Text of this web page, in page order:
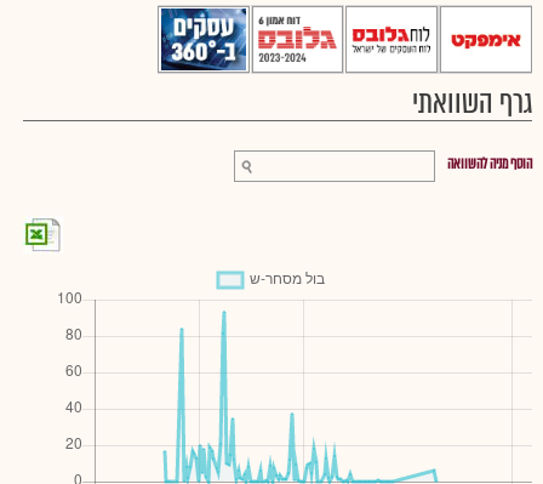
גרף השוואתי
הוסף מניה להשוואה